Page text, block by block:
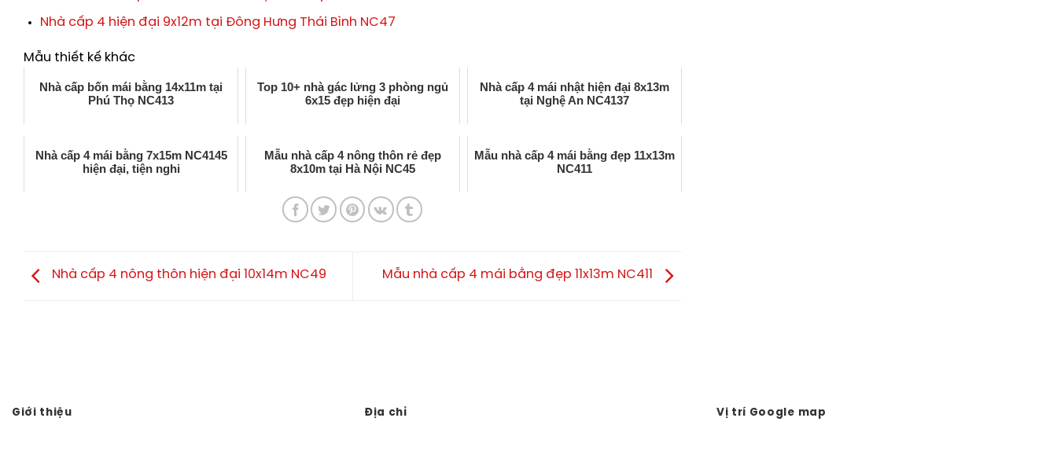
Nhà cấp 4 hiện đại 9x12m tại Đông Hưng Thái Bình NC47
Mẫu thiết kế khác
Nhà cấp bốn mái bằng 14x11m tại
Phú Thọ NC413
Top 10+ nhà gác lửng 3 phòng ngủ
6x15 đẹp hiện đại
Nhà cấp 4 mái nhật hiện đại 8x13m
tại Nghệ An NC4137
Nhà cấp 4 mái bằng 7x15m NC4145
hiện đại, tiện nghi
Mẫu nhà cấp 4 nông thôn rẻ đẹp
8x10m tại Hà Nội NC45
Mẫu nhà cấp 4 mái bằng đẹp 11x13m
NC411
Nhà cấp 4 nông thôn hiện đại 10x14m NC49 Mẫu nhà cấp 4 mái bằng đẹp 11x13m NC411
Giới thiệu Địa chỉ Vị trí Google map